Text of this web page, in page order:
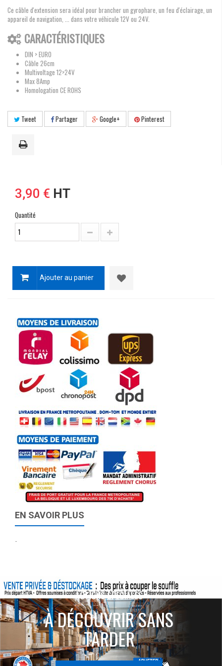
Ce câble d'extension sera idéal pour brancher un gyrophare, un feu d'éclairage, un
appareil de navigation, ... dans votre véhicule 12V ou 24V.
CARACTÉRISTIQUES
DIN > EURO
Câble 26cm
Multivoltage 12>24V
Max 8Amp
Homologation CE ROHS
Tweet Partager Google+ Pinterest
3,90 € HT
Quantité
Ajouter au panier
EN SAVOIR PLUS
-
ACTIONS SPÉCIALES
À DÉCOUVRIR SANS
TARDER